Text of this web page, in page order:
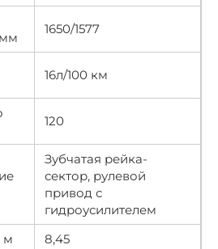
1650/1577
16л/100 км
120
Зубчатая рейка-
сектор, рулевой
привод с
гидроусилителем
м
8,45